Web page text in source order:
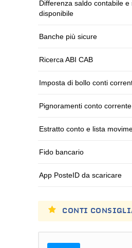
Differenza saldo contabile e
disponibile
Banche più sicure
Ricerca ABI CAB
Imposta di bollo conti
Pignoramenti conto corrente
Estratto conto e lista
Fido bancario
App PosteID da scaricare
CONTI